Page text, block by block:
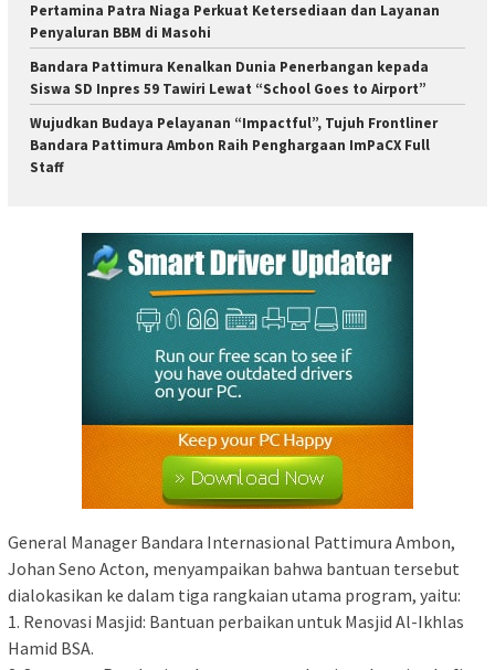
Pertamina Patra Niaga Perkuat Ketersediaan dan Layanan
Penyaluran BBM di Masohi
Bandara Pattimura Kenalkan Dunia Penerbangan kepada
Siswa SD Inpres 59 Tawiri Lewat “School Goes to Airport”
Wujudkan Budaya Pelayanan “Impactful”, Tujuh Frontliner
Bandara Pattimura Ambon Raih Penghargaan ImPaCX Full
Staff
General Manager Bandara Internasional Pattimura Ambon,
Johan Seno Acton, menyampaikan bahwa bantuan tersebut
dialokasikan ke dalam tiga rangkaian utama program, yaitu:
1. Renovasi Masjid: Bantuan perbaikan untuk Masjid Al-Ikhlas
Hamid BSA.